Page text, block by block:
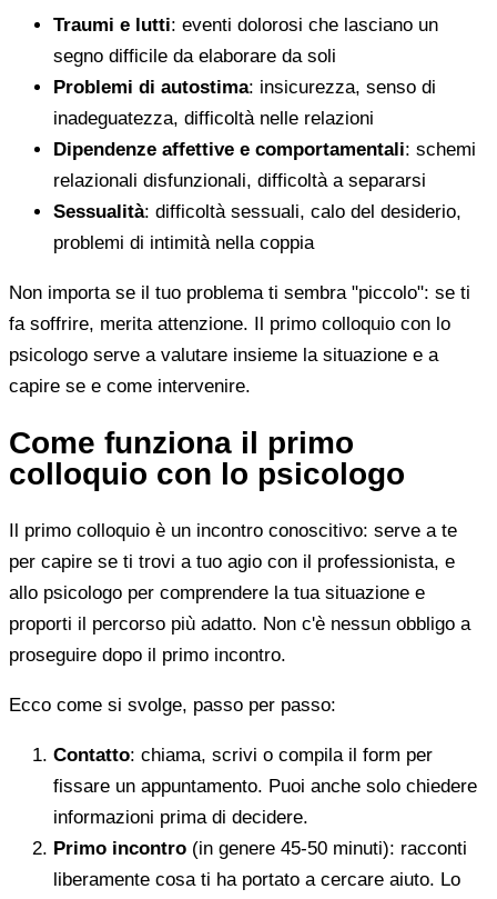
Traumi e lutti: eventi dolorosi che lasciano un
segno difficile da elaborare da soli
Problemi di autostima: insicurezza, senso di
inadeguatezza, difficoltà nelle relazioni
Dipendenze affettive e comportamentali: schemi
relazionali disfunzionali, difficoltà a separarsi
Sessualità: difficoltà sessuali, calo del desiderio,
problemi di intimità nella coppia
Non importa se il tuo problema ti sembra "piccolo": se ti
fa soffrire, merita attenzione. Il primo colloquio con lo
psicologo serve a valutare insieme la situazione e a
capire se e come intervenire.
Come funziona il primo
colloquio con lo psicologo
Il primo colloquio è un incontro conoscitivo: serve a te
per capire se ti trovi a tuo agio con il professionista, e
allo psicologo per comprendere la tua situazione e
proporti il percorso più adatto. Non c'è nessun obbligo a
proseguire dopo il primo incontro.
Ecco come si svolge, passo per passo:
Contatto: chiama, scrivi o compila il form per
fissare un appuntamento. Puoi anche solo chiedere
informazioni prima di decidere.
Primo incontro (in genere 45-50 minuti): racconti
liberamente cosa ti ha portato a cercare aiuto. Lo